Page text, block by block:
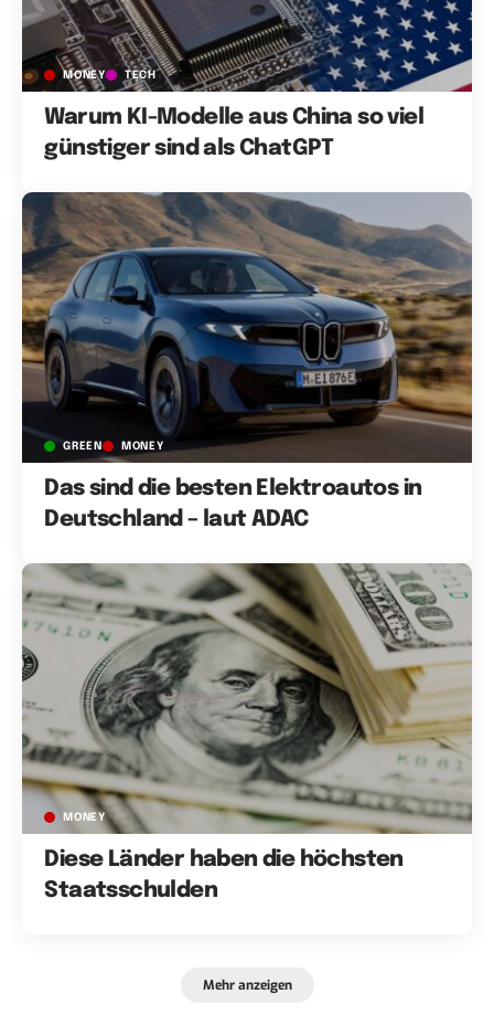
MONEY TECH
Warum KI-Modelle aus China so viel
günstiger sind als ChatGPT
GREEN MONEY
Das sind die besten Elektroautos in
Deutschland – laut ADAC
MONEY
Diese Länder haben die höchsten
Staatsschulden
Mehr anzeigen